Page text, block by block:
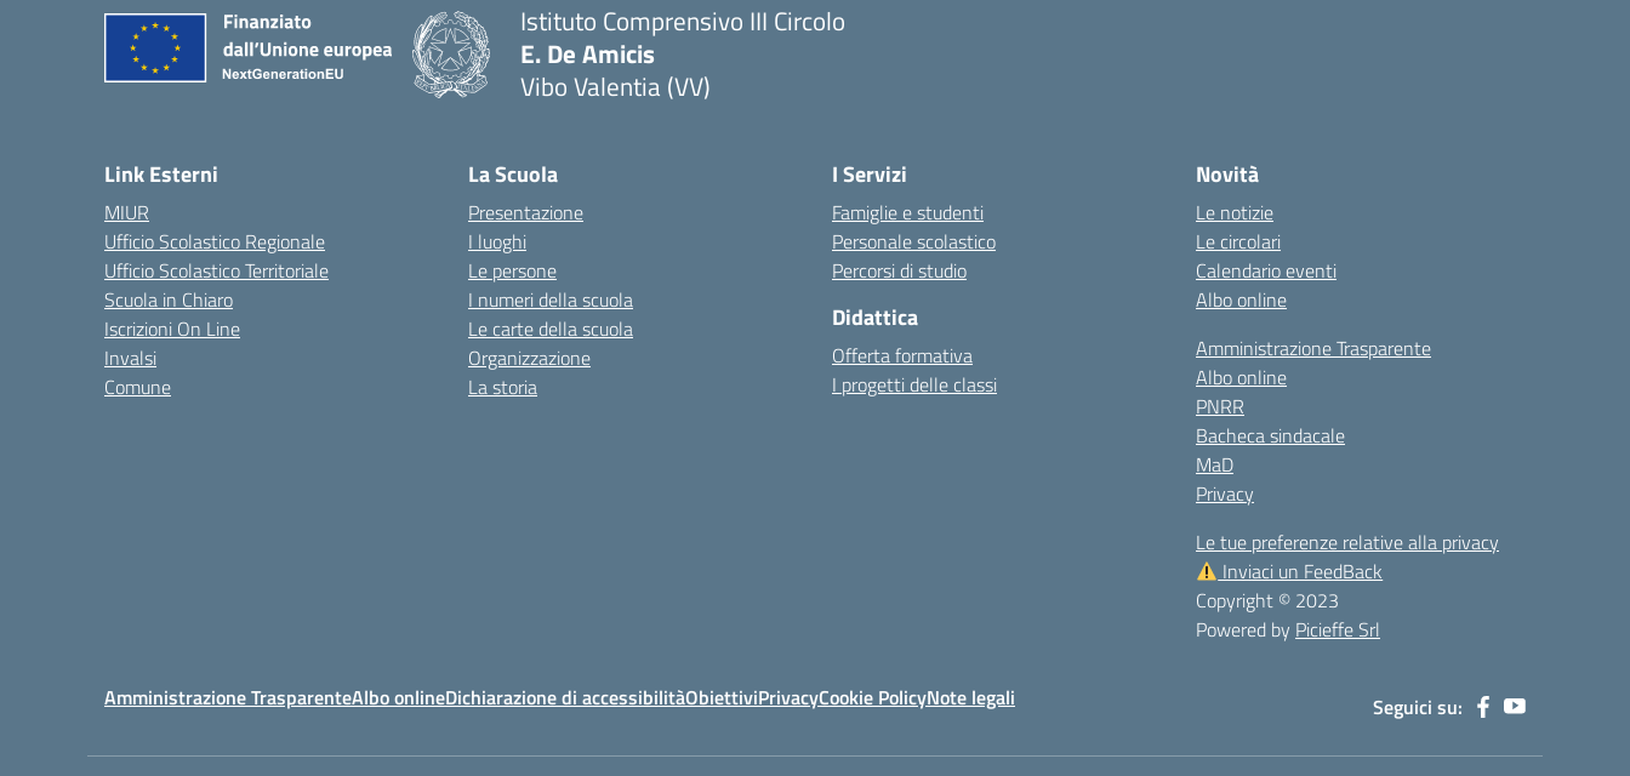
Istituto Comprensivo III Circolo
E. De Amicis
Vibo Valentia (VV)
Link Esterni
MIUR
Ufficio Scolastico Regionale
Ufficio Scolastico Territoriale
Scuola in Chiaro
Iscrizioni On Line
Invalsi
Comune
La Scuola
Presentazione
I luoghi
Le persone
I numeri della scuola
Le carte della scuola
Organizzazione
La storia
I Servizi
Famiglie e studenti
Personale scolastico
Percorsi di studio
Didattica
Offerta formativa
I progetti delle classi
Novità
Le notizie
Le circolari
Calendario eventi
Albo online
Amministrazione Trasparente
Albo online
PNRR
Bacheca sindacale
MaD
Privacy
Le tue preferenze relative alla privacy
Inviaci un FeedBack
Copyright © 2023
Powered by Picieffe Srl
Amministrazione TrasparenteAlbo onlineDichiarazione di accessibilitàObiettiviPrivacyCookie PolicyNote legali Seguici su: